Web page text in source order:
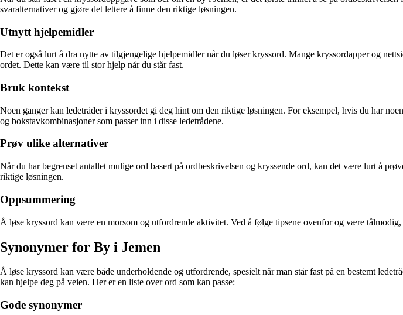
svaralternativer og gjøre det lettere å finne den riktige løsningen.
Utnytt hjelpemidler
Det er også lurt å dra nytte av tilgjengelige hjelpemidler når du løser kryssord. Mange kryssordapper og
ordet. Dette kan være til stor hjelp når du står fast.
Bruk kontekst
Noen ganger kan ledetråder i kryssordet gi deg hint om den riktige løsningen. For eksempel, hvis du har
og bokstavkombinasjoner som passer inn i disse ledetrådene.
Prøv ulike alternativer
Når du har begrenset antallet mulige ord basert på ordbeskrivelsen og kryssende ord, kan det være lurt å
riktige løsningen.
Oppsummering
Å løse kryssord kan være en morsom og utfordrende aktivitet. Ved å følge tipsene ovenfor og være
Synonymer for By i Jemen
Å løse kryssord kan være både underholdende og utfordrende, spesielt når man står fast på en bestemt
kan hjelpe deg på veien. Her er en liste over ord som kan passe:
Gode synonymer